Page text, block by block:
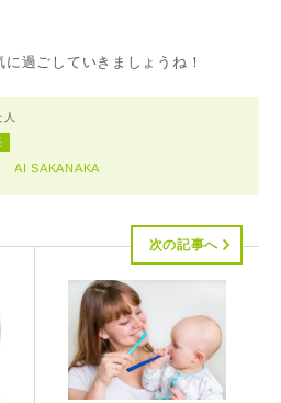
過ごしていきましょうね！
人
AI SAKANAKA
次の記事へ